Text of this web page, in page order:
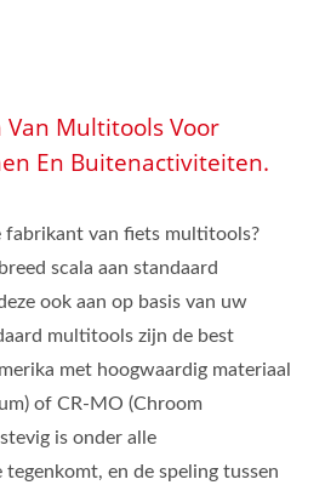
Multitools Voor
En Buitenactiviteiten.
fabrikant van fiets multitools?
scala aan standaard
ook aan op basis van uw
multitools zijn de best
met hoogwaardig materiaal
of CR-MO (Chroom
is onder alle
en de speling tussen